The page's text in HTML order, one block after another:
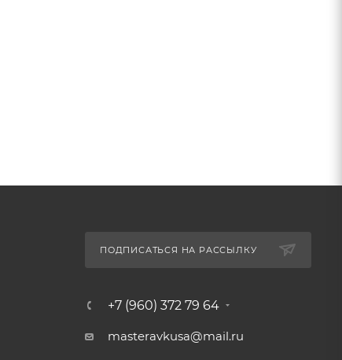
ПОДПИСАТЬСЯ НА РАССЫЛКУ
+7 (960) 372 79 64
masteravkusa@mail.ru